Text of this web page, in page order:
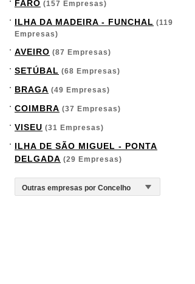
FARO (157 Empresas)
ILHA DA MADEIRA - FUNCHAL (119
Empresas)
AVEIRO (87 Empresas)
SETÚBAL (68 Empresas)
BRAGA (49 Empresas)
COIMBRA (37 Empresas)
VISEU (31 Empresas)
ILHA DE SÃO MIGUEL - PONTA
DELGADA (29 Empresas)